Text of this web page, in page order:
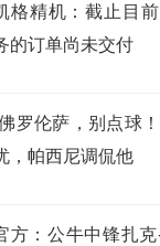
格精机：截止目
的订单尚未交付
罗伦萨，别点球
，帕西尼调侃他
方：公牛中锋扎